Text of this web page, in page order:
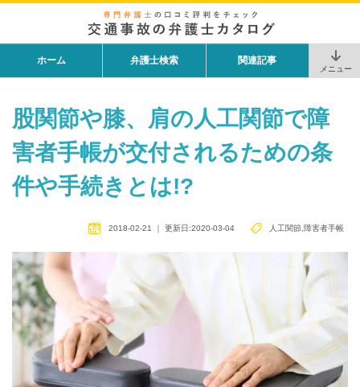
ホーム 弁護士検索 関連記事
メニュー
股関節や膝、肩の人工関節で障
害者手帳が交付されるための条
件や手続きとは!?
｜ 更新日:2020-03-04 人工関節 障害者手帳